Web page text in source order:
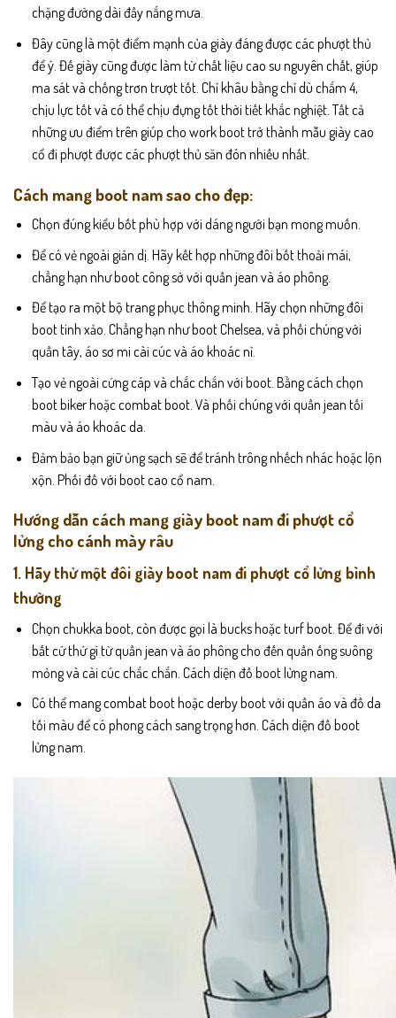
chặng đường dài đầy nắng mưa.
Đây cũng là một điểm mạnh của giày đáng được các phượt thủ
để ý. Đế giày cũng được làm từ chất liệu cao su nguyên chất, giúp
ma sát và chống trơn trượt tốt. Chỉ khâu bằng chỉ dù chắm 4,
chịu lực tốt và có thể chịu đựng tốt thời tiết khắc nghiệt. Tất cả
những ưu điểm trên giúp cho work boot trở thành mẫu giày cao
cổ đi phượt được các phượt thủ săn đón nhiều nhất.
Cách mang boot nam sao cho đẹp:
Chọn đúng kiểu bốt phù hợp với dáng người bạn mong muốn.
Để có vẻ ngoài giản dị. Hãy kết hợp những đôi bốt thoải mái,
chẳng hạn như boot công sở với quần jean và áo phông.
Để tạo ra một bộ trang phục thông minh. Hãy chọn những đôi
boot tinh xảo. Chẳng hạn như boot Chelsea, và phối chúng với
quần tây, áo sơ mi cài cúc và áo khoác nỉ.
Tạo vẻ ngoài cứng cáp và chắc chắn với boot. Bằng cách chọn
boot biker hoặc combat boot. Và phối chúng với quần jean tối
màu và áo khoác da.
Đảm bảo bạn giữ ủng sạch sẽ để tránh trông nhếch nhác hoặc lộn
xộn. Phối đồ với boot cao cổ nam.
Hướng dẫn cách mang giày boot nam đi phượt cổ
lửng cho cánh mày râu
1. Hãy thử một đôi giày boot nam đi phượt cổ lửng bình
thường
Chọn chukka boot, còn được gọi là bucks hoặc turf boot. Để đi với
bất cứ thứ gì từ quần jean và áo phông cho đến quần ống suông
mỏng và cài cúc chắc chắn. Cách diện đồ boot lửng nam.
Có thể mang combat boot hoặc derby boot với quần áo và đồ da
tối màu để có phong cách sang trọng hơn. Cách diện đồ boot
lửng nam.